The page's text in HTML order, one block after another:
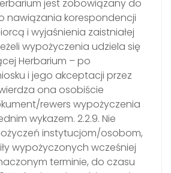
jest zobowiązany do
nawiązania korespondencji
i wyjaśnienia zaistniałej
wypożyczenia udziela się
Herbarium – po
i jego akceptacji przez
ona osobiście
rewers wypożyczenia
wykazem. 2.2.9. Nie
instytucjom/osobom,
wypożyczonych wcześniej
terminie, do czasu